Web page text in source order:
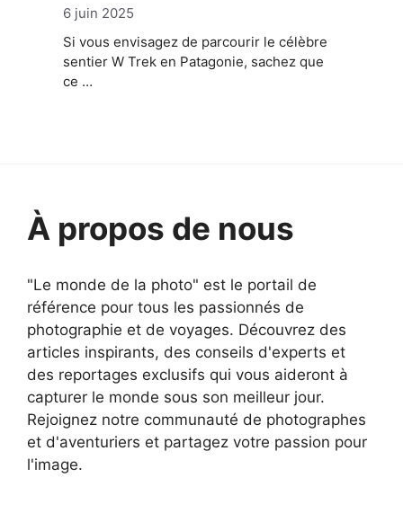
6 juin 2025
Si vous envisagez de parcourir le célèbre
sentier W Trek en Patagonie, sachez que
ce …
À propos de nous
"Le monde de la photo" est le portail de
référence pour tous les passionnés de
photographie et de voyages. Découvrez des
articles inspirants, des conseils d'experts et
des reportages exclusifs qui vous aideront à
capturer le monde sous son meilleur jour.
Rejoignez notre communauté de photographes
et d'aventuriers et partagez votre passion pour
l'image.